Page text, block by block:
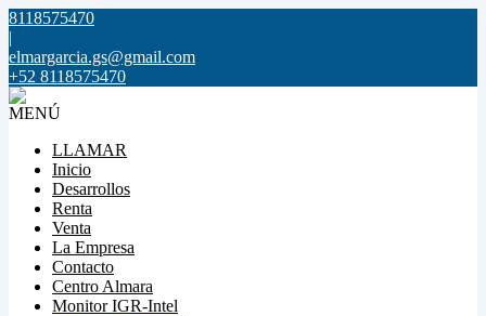
8118575470
|
elmargarcia.gs@gmail.com
+52 8118575470
MENÚ
LLAMAR
Inicio
Desarrollos
Renta
Venta
La Empresa
Contacto
Centro Almara
Monitor IGR-Intel